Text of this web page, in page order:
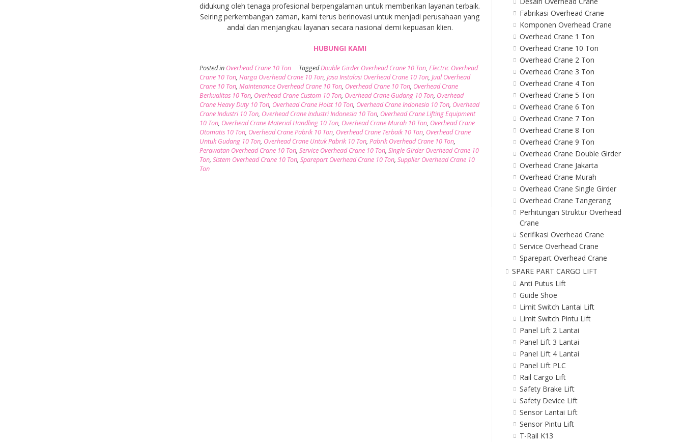
didukung oleh tenaga profesional berpengalaman untuk memberikan layanan terbaik.
Seiring perkembangan zaman, kami terus berinovasi untuk menjadi perusahaan yang
andal dan menjangkau layanan secara nasional demi kepuasan klien.
HUBUNGI KAMI
Posted in Overhead Crane 10 Ton TaggedDouble Girder Overhead Crane 10 Ton,Electric Overhead
Crane 10 Ton,Harga Overhead Crane 10 Ton,Jasa Instalasi Overhead Crane 10 Ton,Jual Overhead
Crane 10 Ton,Maintenance Overhead Crane 10 Ton, Overhead Crane 10 Ton, Overhead Crane
Berkualitas 10 Ton, Overhead Crane Custom 10 Ton, Overhead Crane Gudang 10 Ton, Overhead
Crane Heavy Duty 10 Ton, Overhead Crane Hoist 10 Ton, Overhead Crane Indonesia 10 Ton, Overhead
Crane Industri 10 Ton, Overhead Crane Industri Indonesia 10 Ton, Overhead Crane Lifting Equipment
10 Ton, Overhead Crane Material Handling 10 Ton, Overhead Crane Murah 10 Ton, Overhead Crane
Otomatis 10 Ton, Overhead Crane Pabrik 10 Ton, Overhead Crane Terbaik 10 Ton, Overhead Crane
Untuk Gudang 10 Ton, Overhead Crane Untuk Pabrik 10 Ton,Pabrik Overhead Crane 10 Ton,
Perawatan Overhead Crane 10 Ton,Service Overhead Crane 10 Ton,Single Girder Overhead Crane 10
Ton,Sistem Overhead Crane 10 Ton,Sparepart Overhead Crane 10 Ton,Supplier Overhead Crane 10
Ton
Fabrikasi Overhead Crane
Komponen Overhead Crane
Overhead Crane 1 Ton
Overhead Crane 10 Ton
Overhead Crane 2 Ton
Overhead Crane 3 Ton
Overhead Crane 4 Ton
Overhead Crane 5 Ton
Overhead Crane 6 Ton
Overhead Crane 7 Ton
Overhead Crane 8 Ton
Overhead Crane 9 Ton
Overhead Crane Double Girder
Overhead Crane Jakarta
Overhead Crane Murah
Overhead Crane Single Girder
Overhead Crane Tangerang
Perhitungan Struktur Overhead
Crane
Serifikasi Overhead Crane
Service Overhead Crane
Sparepart Overhead Crane
SPARE PART CARGO LIFT
Anti Putus Lift
Guide Shoe
Limit Switch Lantai Lift
Limit Switch Pintu Lift
Panel Lift 2 Lantai
Panel Lift 3 Lantai
Panel Lift 4 Lantai
Panel Lift PLC
Rail Cargo Lift
Safety Brake Lift
Safety Device Lift
Sensor Lantai Lift
Sensor Pintu Lift
T-Rail K13